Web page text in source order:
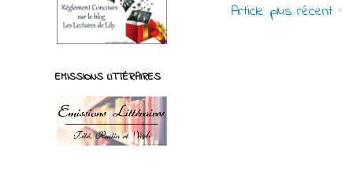
Article plus récent
EMISSIONS LITTÉRAIRES